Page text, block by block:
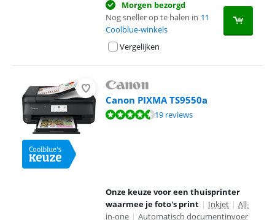
Morgen bezorgd
Nog sneller op te halen in 11
Coolblue-winkels
Vergelijken
Canon PIXMA TS9550a
Beoordeling is 8,9 van de 10, gebaseerd op 19 reviews.
19 reviews
Onze keuze voor een thuisprinter
waarmee je foto's print | Inkjet | All-
in-one | Automatisch documentinvoer